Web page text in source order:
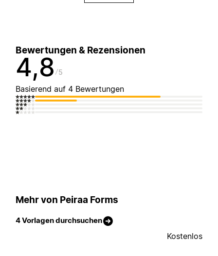
Bewertungen & Rezensionen
4,8 5
Basierend auf 4 Bewertungen
Mehr von Peiraa Forms
4 Vorlagen durchsuchen
Kostenlos